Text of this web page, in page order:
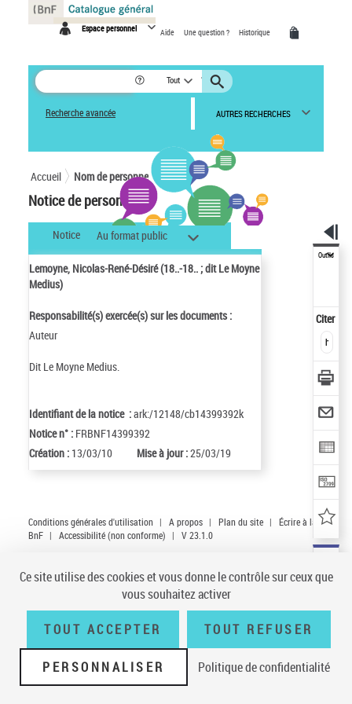
Espace personnel Aide Une question ? Historique
Tout
Recherche avancée AUTRES RECHERCHES
Accueil Nom de personne
Notice de personne
Notice Au format public
Lemoyne, Nicolas-René-Désiré (18..-18.. ; dit Le Moyne
Medius)
Responsabilité(s) exercée(s) sur les documents :
Auteur
Dit Le Moyne Medius.
Identifiant de la notice :ark:/12148/cb14399392k
Notice n° : FRBNF14399392
Création : 13/03/10 Mise à jour :25/03/19
Outils
Citer
Conditions générales d'utilisation | A propos | Plan du site |
Écrire à la
BnF | Accessibilité (non conforme) | V 23.1.0
Panneau de gestion des cookies
Ce site utilise des cookies et vous donne le contrôle sur ceux que
vous souhaitez activer
TOUT ACCEPTER TOUT REFUSER
PERSONNALISER Politique de confidentialité